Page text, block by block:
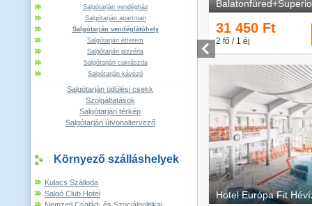
Salgótarján vendégház
Salgótarján apartman
Salgótarján vendéglátóhely
Salgótarján étterem
Salgótarján pizzéria
Salgótarján cukrászda
Salgótarján kávézó
Salgótarján üdülési csekk
Szolgáltatások
Salgótarján térkép
Salgótarján útvonaltervező
Környező szálláshelyek
Kulacs Szálloda
Salgó Club Hotel